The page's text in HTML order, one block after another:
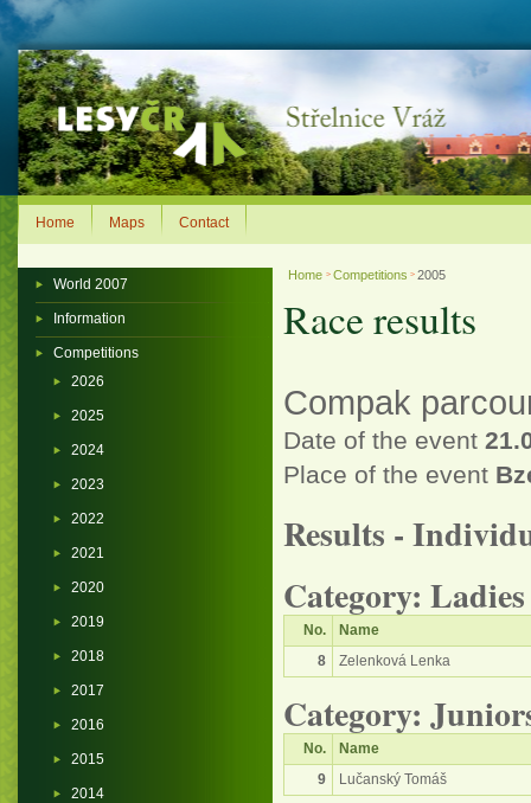
Home > Competitions > 2005
Race results
Compak
Date of the event
Place of the event
Results -
Category: Ladies
No.
Name
8
Zelenková Lenka
Category:
No.
Name
9
Lučanský Tomáš
World 2007
Information
Competitions
2026
2025
2024
2023
2022
2021
2020
2019
2018
2017
2016
2015
2014
Home Maps Contact